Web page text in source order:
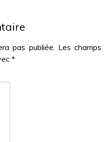
pas publiée. Les champs
*